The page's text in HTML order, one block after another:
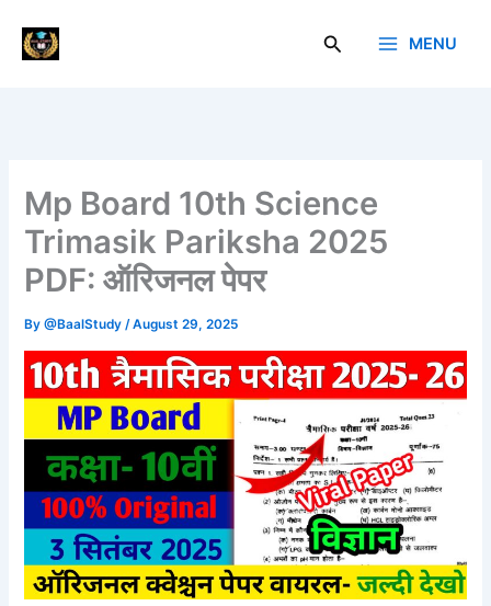
content
Search MENU
Mp Board 10th Science
Trimasik Pariksha 2025
PDF: ऑरिजनल पेपर
By@BaalStudy/August 29, 2025